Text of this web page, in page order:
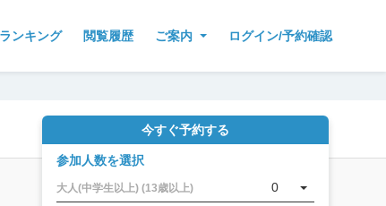
ンキング 閲覧履歴 ご案内 ログイン/予約確認
今すぐ予約する
参加人数を選択
大人(中学生以上) (13歳以上) 0